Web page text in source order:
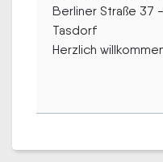
Berliner Straße 37
Tasdorf
Herzlich